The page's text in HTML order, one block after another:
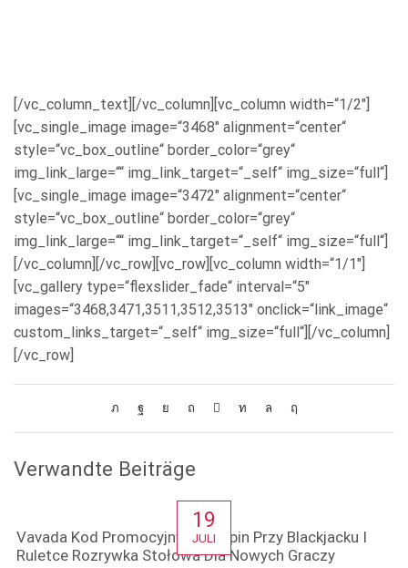
[/vc_column_text][/vc_column][vc_column width=“1/2″]
[vc_single_image image=“3468″ alignment=“center“
style=“vc_box_outline“ border_color=“grey“
img_link_large=““ img_link_target=“_self“ img_size=“full“]
[vc_single_image image=“3472″ alignment=“center“
style=“vc_box_outline“ border_color=“grey“
img_link_large=““ img_link_target=“_self“ img_size=“full“]
[/vc_column][/vc_row][vc_row][vc_column width=“1/1″]
[vc_gallery type=“flexslider_fade“ interval=“5″
images=“3468,3471,3511,3512,3513″ onclick=“link_image“
custom_links_target=“_self“ img_size=“full“][/vc_column]
[/vc_row]
Verwandte Beiträge
19
JULI
Vavada Kod Promocyjny Free Spin Przy Blackjacku I
Ruletce Rozrywka Stołowa Dla Nowych Graczy